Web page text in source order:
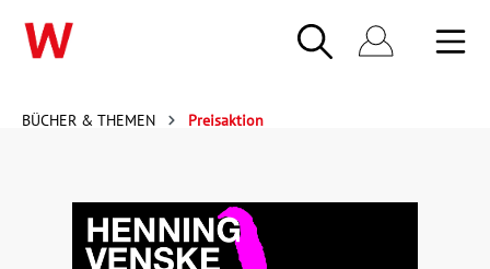
BÜCHER & THEMEN Preisaktion